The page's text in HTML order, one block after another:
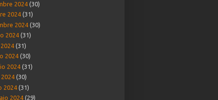
2024 (30)
2024 (31)
2024 (30)
2024 (31)
(31)
2024 (30)
2024 (31)
(30)
2024 (31)
2024 (29)